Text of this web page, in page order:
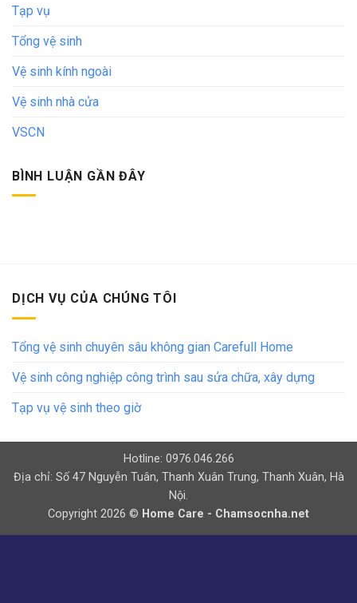
Tạp vụ
Tổng vệ sinh
Vệ sinh kính ngoài
Vệ sinh nhà cửa
VSCN
BÌNH LUẬN GẦN ĐÂY
DỊCH VỤ CỦA CHÚNG TÔI
Tổng vệ sinh chuyên sâu không gian Carefull Home
Vệ sinh công nghiệp công trình sau sửa chữa, xây dựng
Tạp vụ vệ sinh theo giờ
Hotline: 0976.046.266
Địa chỉ: Số 47 Nguyễn Tuân, Thanh Xuân Trung, Thanh Xuân, Hà
Nội.
Copyright 2026 © Home Care - Chamsocnha.net